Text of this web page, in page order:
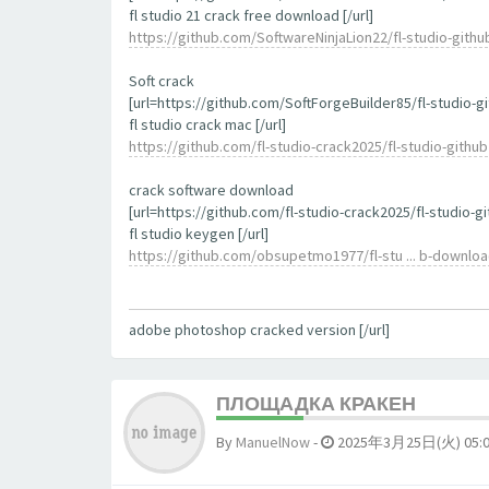
fl studio 21 crack free download [/url]
https://github.com/SoftwareNinjaLion22/fl-studio-
Soft crack
[url=https://github.com/SoftForgeBuilder85/fl-studio-
fl studio crack mac [/url]
https://github.com/fl-studio-crack2025/fl-studio-github
crack software download
[url=https://github.com/fl-studio-crack2025/fl-studio-
fl studio keygen [/url]
https://github.com/obsupetmo1977/fl-stu ... b-
adobe photoshop cracked version [/url]
ПЛОЩАДКА КРАКЕН
By ManuelNow- 2025年3月25日(火)